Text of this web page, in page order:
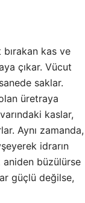
kas ve
çıkar. Vücut
saklar.
üretraya
kaslar,
Aynı zamanda,
idrarın
aniden büzülürse
güçlü değilse,